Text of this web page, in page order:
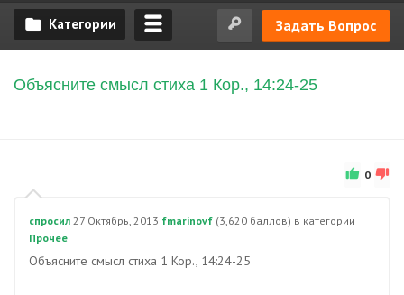
Задать Вопрос
Объясните смысл стиха 1 Кор., 14:24-25
0
спросил 27 Октябрь, 2013 fmarinovf (3,620 баллов) в категории
Прочее
Объясните смысл стиха 1 Кор., 14:24-25